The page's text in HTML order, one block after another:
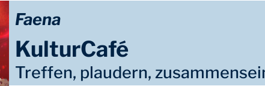
Faena
KulturCafé
Treffen, plaudern,